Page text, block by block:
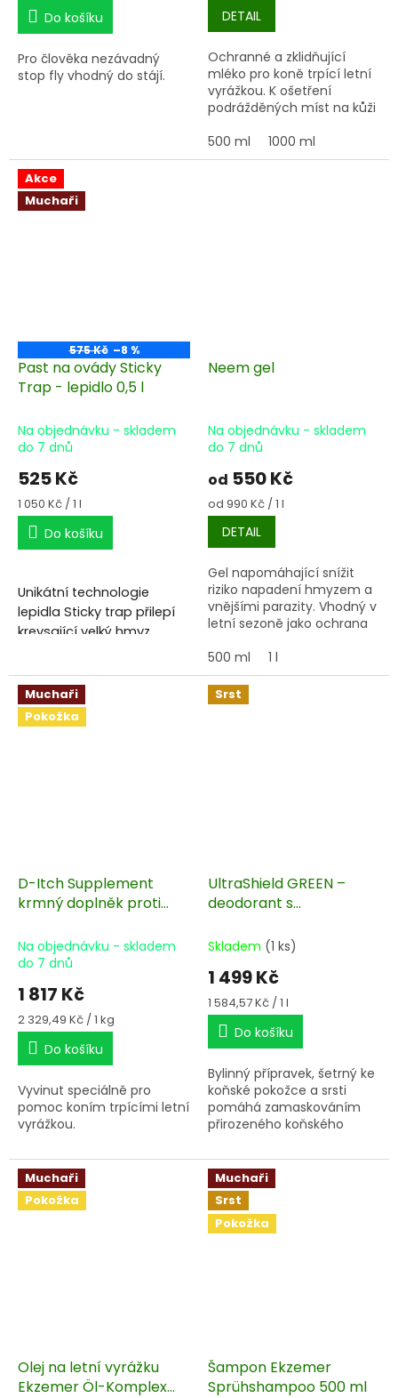
Do košíku
Pro člověka nezávadný
stop fly vhodný do stájí.
DETAIL
Ochranné a zklidňující
mléko pro koně trpící letní
vyrážkou. K ošetření
podrážděných míst na kůži
ošetření.
500 ml 1000 ml
Akce
Muchaři
575 Kč –8 %
Past na ovády Sticky
Trap - lepidlo 0,5 l
Na objednávku - skladem
do 7 dnů
525 Kč
Měrná
cena:
1 050 Kč / 1 l
Do košíku
Unikátní technologie
lepidla Sticky trap přilepí
krevsající velký hmyz
mouchy, vrtulníky či jak se
jim všem říká).
Jediný originál je Sticky
Neem gel
Na objednávku - skladem
do 7 dnů
od 550 Kč
Měrná
cena:
od 990 Kč / 1 l
DETAIL
Gel napomáhající snížit
riziko napadení hmyzem a
vnějšími parazity. Vhodný v
letní sezoně jako ochrana
500 ml
1 l
Muchaři
Pokožka
D-Itch Supplement
krmný doplněk proti
pro muchaře, balení
780 g
Na objednávku - skladem
do 7 dnů
1 817 Kč
Měrná
cena:
2 329,49 Kč / 1 kg
Do košíku
Vyvinut speciálně pro
pomoc koním trpícími letní
vyrážkou.
Srst
UltraShield GREEN –
deodorant s
Skladem (1 ks)
1 499 Kč
Měrná
cena:
1 584,57 Kč / 1 l
Do košíku
Bylinný přípravek, šetrný ke
koňské pokožce a srsti
pomáhá zamaskováním
přirozeného koňského
krevsajícího hmyzu.
Obsahuje řadu přírodních
esenciálních rostlinných
olejů.
Muchaři
Pokožka
Olej na letní vyrážku
Ekzemer Öl-Komplex
Muchaři
Srst
Pokožka
Šampon Ekzemer
Sprühshampoo 500 ml